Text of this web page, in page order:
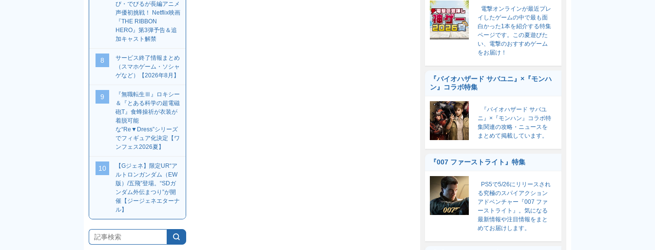
び・でびるが長編アニメ
声優初挑戦！ Netflix映画
『THE RIBBON
HERO』第3弾予告＆追
加キャスト解禁
8
サービス終了情報まとめ
（スマホゲーム・ソシャ
ゲなど）【2026年8月】
9
『無職転生Ⅲ』ロキシー
＆『とある科学の超電磁
砲T』食蜂操祈が衣装が
着脱可能
な“Re▼Dress”シリーズ
でフィギュア化決定【ワ
ンフェス2026夏】
10
【Gジェネ】限定UR“ア
ルトロンガンダム（EW
版）/五飛”登場。“SDガ
ンダム外伝まつり”が開
催【ジージェネエターナ
ル】
電撃オンラインが最近プレ
イしたゲームの中で最も面
白かった1本を紹介する特集
ページです。この夏遊びた
い、電撃のおすすめゲーム
をお届け！
『バイオハザード サバユニ』×『モンハ
ン』コラボ特集
『バイオハザード サバユ
ニ』×『モンハン』コラボ特
集関連の攻略・ニュースを
まとめて掲載しています。
『007 ファーストライト』特集
PS5で5/26にリリースされ
る究極のスパイアクション
アドベンチャー『007 ファ
ーストライト』。気になる
最新情報や注目情報をまと
めてお届けします。